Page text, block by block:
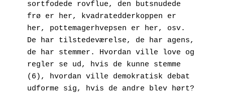
sortfodede rovflue, den butsnudede
frø er her, kvadratedderkoppen er
her, pottemagerhvepsen er her, osv.
De har tilstedeværelse, de har agens,
de har stemmer. Hvordan ville love og
regler se ud, hvis de kunne stemme
(6), hvordan ville demokratisk debat
udforme sig, hvis de andre blev hørt?